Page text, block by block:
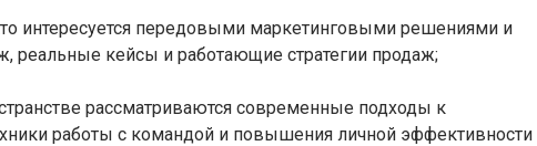
интересуется передовыми маркетинговыми решениями и
реальные кейсы и работающие стратегии продаж;
рассматриваются современные подходы к
работы с командой и повышения личной эффективности